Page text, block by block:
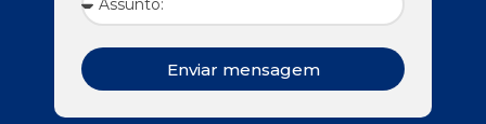
Enviar mensagem